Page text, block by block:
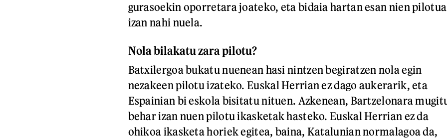
gurasoekin oporretara joateko, eta bidaia hartan esan nien pilotua
izan nahi nuela.
Nola bilakatu zara pilotu?
Batxilergoa bukatu nuenean hasi nintzen begiratzen nola egin
nezakeen pilotu izateko. Euskal Herrian ez dago aukerarik, eta
Espainian bi eskola bisitatu nituen. Azkenean, Bartzelonara
behar izan nuen pilotu ikasketak hasteko. Euskal Herrian ez da
ohikoa ikasketa horiek egitea, baina, Katalunian normalagoa da,